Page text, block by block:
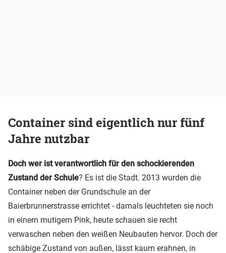
Container sind eigentlich nur fünf
Jahre nutzbar
Doch wer ist verantwortlich für den schockierenden
Zustand der Schule? Es ist die Stadt. 2013 wurden die
Container neben der Grundschule an der
Baierbrunnerstrasse errichtet - damals leuchteten sie noch
in einem mutigem Pink, heute schauen sie recht
verwaschen neben den weißen Neubauten hervor. Doch der
schäbige Zustand von außen, lässt kaum erahnen, in